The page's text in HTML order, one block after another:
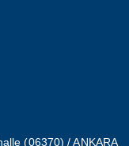
(06370) / ANKARA